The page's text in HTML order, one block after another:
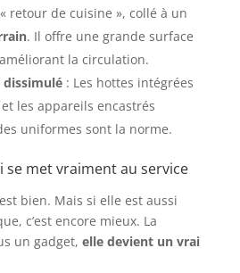
retour de cuisine », collé à un
. Il offre une grande surface
la circulation.
dissimulé: Les hottes intégrées
les appareils encastrés
uniformes sont la norme.
se met vraiment au service
bien. Mais si elle est aussi
c’est encore mieux. La
un gadget, elle devient un vrai